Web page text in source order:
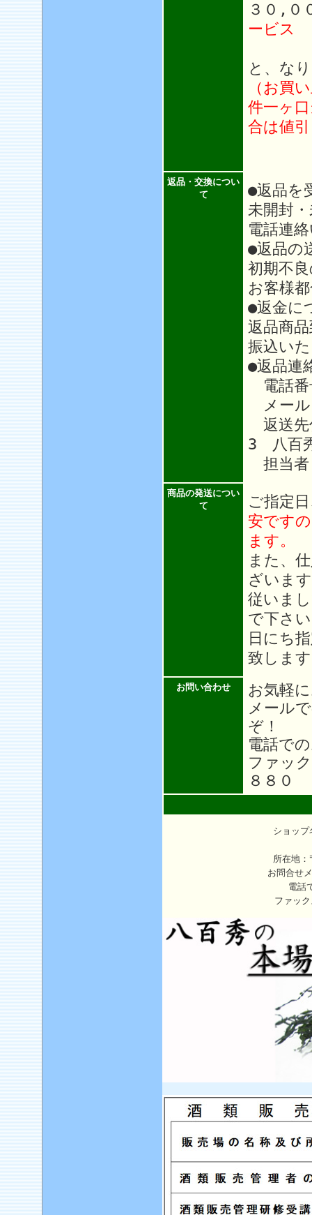
３０,０
ービス
と、な
（お買
件一ヶ
合は値
返品・交換につい
て
●返品を
未開封
電話連
●返品の
初期不
お客様
●返金に
返品商
振込い
●返品連
電話番
メー
返送先
3 八百
担当
商品の発送につい
て
ご指定
安です
ます。
また、
ざいま
従いま
で下さ
日にち
致しま
お問い合わせ
お気軽
メール
ぞ！
電話で
ファッ
８８０
ショッ
所在地
お問合せ
電話
ファッ